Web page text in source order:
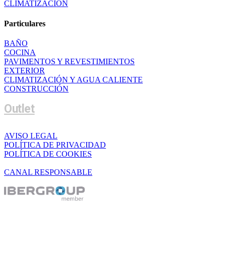
CLIMATIZACIÓN
Particulares
BAÑO
COCINA
PAVIMENTOS Y REVESTIMIENTOS
EXTERIOR
CLIMATIZACIÓN Y AGUA CALIENTE
CONSTRUCCIÓN
Outlet
AVISO LEGAL
POLÍTICA DE PRIVACIDAD
POLÍTICA DE COOKIES
CANAL RESPONSABLE